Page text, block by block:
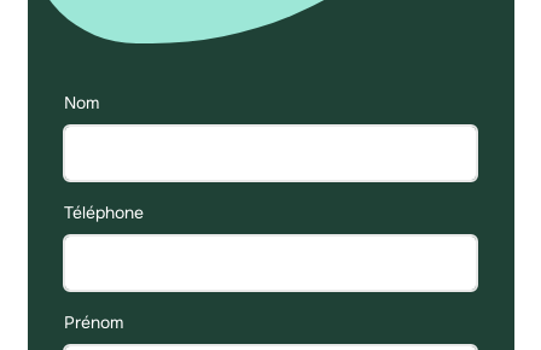
Nom
Téléphone
Prénom